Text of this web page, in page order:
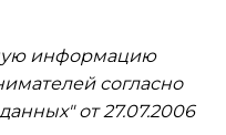
информацию
согласно
от 27.07.2006
сервиса